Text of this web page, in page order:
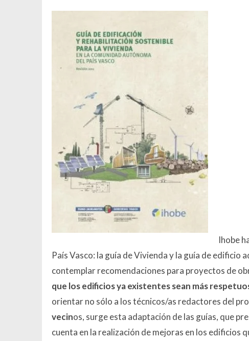
Ihobe
País Vasco: la guía de Vivienda y la guía de edificio
contemplar recomendaciones para proyectos de
que los edificios ya existentes sean más
orientar no sólo a los técnicos/as redactores del
vecinos, surge esta adaptación de las guías, que
cuenta en la realización de mejoras en los edificios